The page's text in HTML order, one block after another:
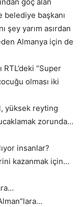
belediye başkanı
şey yarım asırdan
Almanya için de
“Super
olması iki
yüksek reyting
zorunda…
insanlar?
kazanmak için…